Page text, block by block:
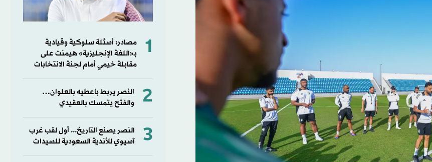
1
مصادر: أسئلة سلوكية وقيادية
بـ«اللغة الإنجليزية» هيمنت على
مقابلة خيمي أمام لجنة الانتخابات
2
النصر يربط باعطيه بالعلوان…
والفتح يتمسك بالعقيدي
3
النصر يصنع التاريخ... أول لقب غرب
آسيوي للأندية السعودية للسيدات